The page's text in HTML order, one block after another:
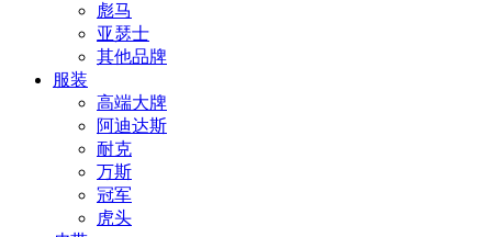
彪马
亚瑟士
其他品牌
服装
高端大牌
阿迪达斯
耐克
万斯
冠军
虎头